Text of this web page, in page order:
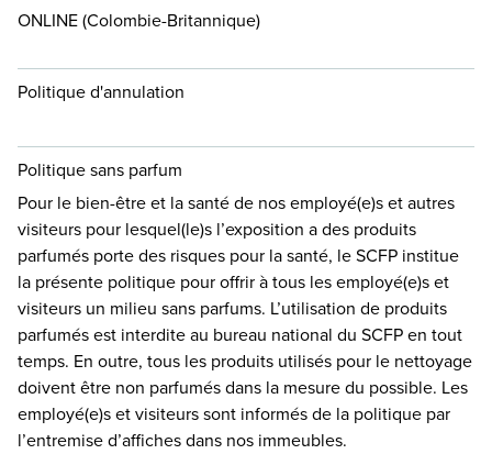
ONLINE (Colombie-Britannique)
Politique d'annulation
Politique sans parfum
Pour le bien-être et la santé de nos employé(e)s et autres
visiteurs pour lesquel(le)s l’exposition a des produits
parfumés porte des risques pour la santé, le SCFP institue
la présente politique pour offrir à tous les employé(e)s et
visiteurs un milieu sans parfums. L’utilisation de produits
parfumés est interdite au bureau national du SCFP en tout
temps. En outre, tous les produits utilisés pour le nettoyage
doivent être non parfumés dans la mesure du possible. Les
employé(e)s et visiteurs sont informés de la politique par
l’entremise d’affiches dans nos immeubles.